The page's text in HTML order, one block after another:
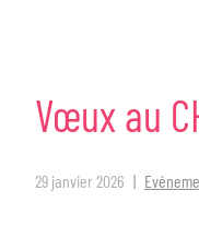
Vœux au
29 janvier 2026